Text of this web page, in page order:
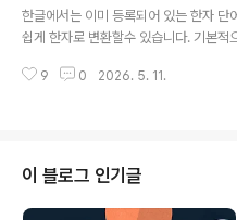
인할수 있습니다. 이렇게 설정된 제1,
다. Shift + Space 를 누르시면 됩니다.
한글에서는 이미 등록되어 있는 한자 단
쉽게 한자로 변환할수 있습니다. 기본적
위해 단어를 블록지정하거나 커서 위치
을 클릭하시면 됩니다. ▼ 다음은 등록되
니다. 단어등록을 위해서 [한자 단어 등
Alt..
9 0 2026. 5. 11.
이 블로그 인기글